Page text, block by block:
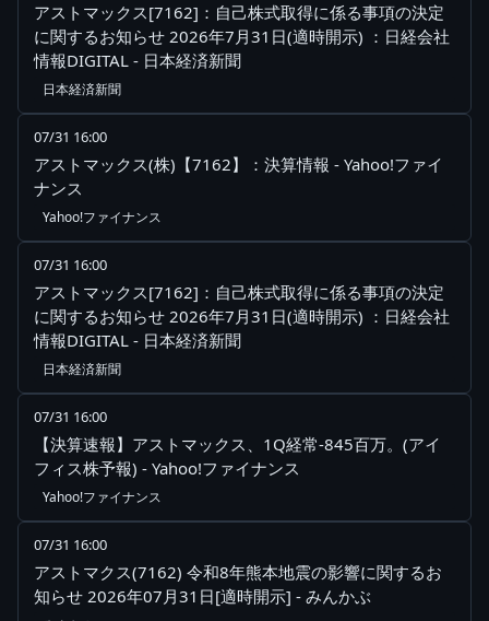
アストマックス[7162]：自己株式取得に係る事項の決定
に関するお知らせ 2026年7月31日(適時開示) ：日経会社
情報DIGITAL - 日本経済新聞
日本経済新聞
07/31 16:00
アストマックス(株)【7162】：決算情報 - Yahoo!ファイ
ナンス
Yahoo!ファイナンス
07/31 16:00
アストマックス[7162]：自己株式取得に係る事項の決定
に関するお知らせ 2026年7月31日(適時開示) ：日経会社
情報DIGITAL - 日本経済新聞
日本経済新聞
07/31 16:00
【決算速報】アストマックス、1Q経常-845百万。(アイ
フィス株予報) - Yahoo!ファイナンス
Yahoo!ファイナンス
07/31 16:00
アストマクス(7162) 令和8年熊本地震の影響に関するお
知らせ 2026年07月31日[適時開示] - みんかぶ